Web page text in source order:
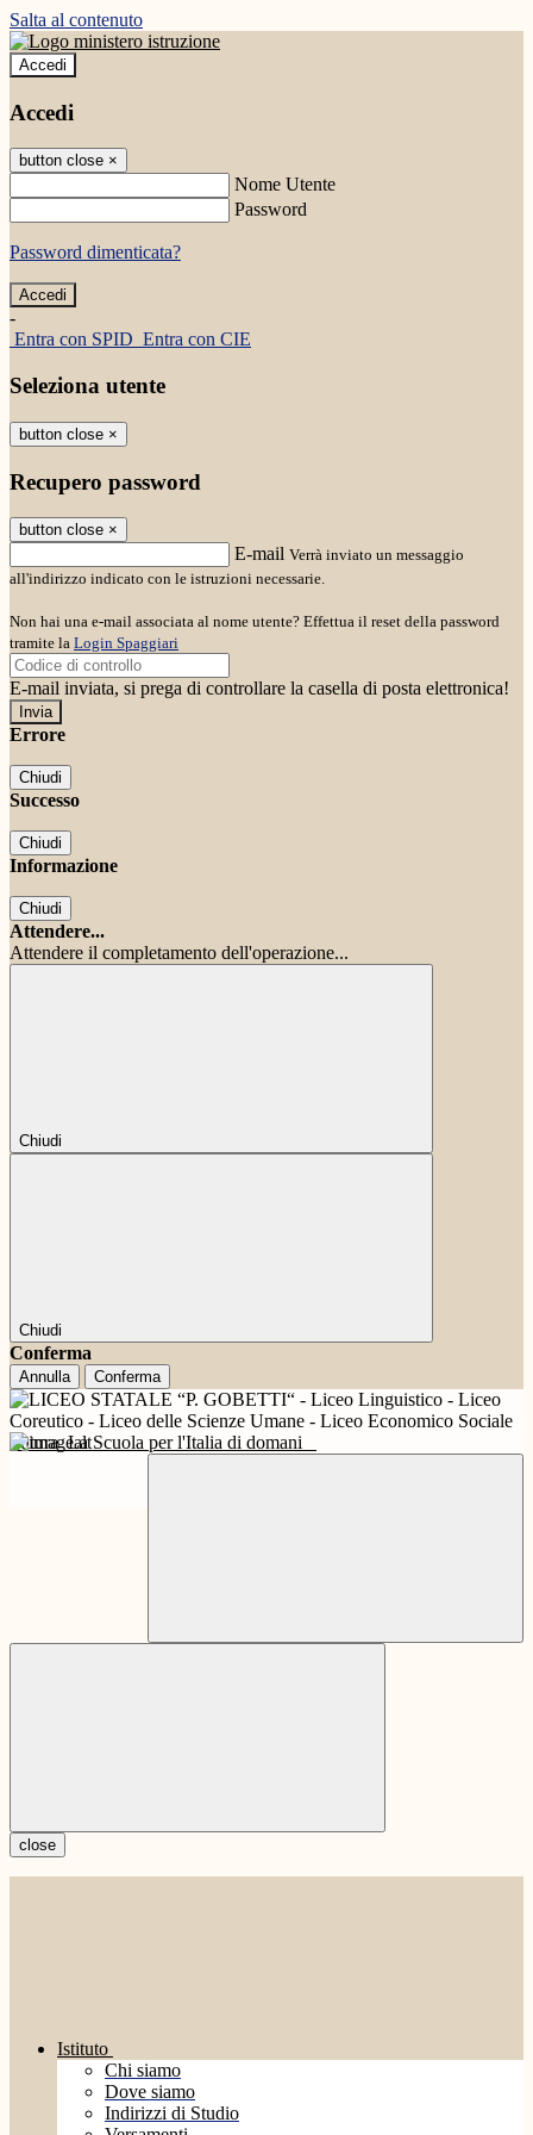
Salta al contenuto
Accedi
Accedi
button close ×
Nome Utente
Password
Password dimenticata?
-
Entra con SPID Entra con CIE
Seleziona utente
button close ×
Recupero password
button close ×
E-mail Verrà inviato un messaggio
all'indirizzo indicato con le istruzioni necessarie.
Non hai una e-mail associata al nome utente? Effettua il reset della password
tramite la Login Spaggiari
E-mail inviata, si prega di controllare la casella di posta elettronica!
Errore
Chiudi
Successo
Chiudi
Informazione
Chiudi
Attendere...
Attendere il completamento dell'operazione...
Chiudi
Chiudi
Conferma
Annulla Conferma
Futura La Scuola per l'Italia di domani
close
Istituto
Chi siamo
Dove siamo
Indirizzi di Studio